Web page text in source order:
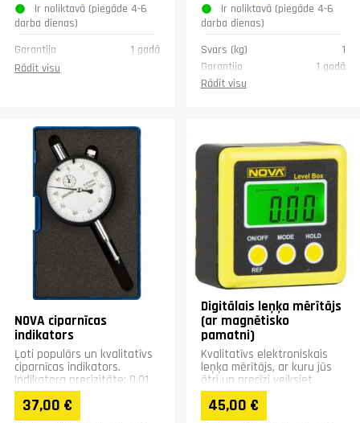
Ir noliktavā (piegāde 4-6
darba dienas)
Garantija
1 gadā
Rādīt visu
Ir noliktavā (piegāde 4-6
darba dienas)
Svars (kg)
1
Garantija
1 gadā
Rādīt visu
NOVA ciparnīcas
indikators
Ļoti populārs un kvalitatīvs
ciparnīcas indikators.
Indikatora precizitāte: 0,01
mm.
37,00 €
Digitālais leņķa mērītājs
(ar magnētisko
pamatni)
Kvalitatīvs elektroniskais
leņķa mērītājs, ar kuru jūs
ātri un precīzi veiksiet
nepieciešamos mērījumus.
45,00 €